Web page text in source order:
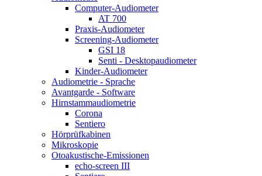
Computer-Audiometer
AT 700
Praxis-Audiometer
Screening-Audiometer
GSI 18
Senti - Desktopaudiometer
Kinder-Audiometer
Audiometrie - Sprache
Avantgarde - Software
Hirnstammaudiometrie
Corona
Sentiero
Hörprüfkabinen
Mikroskopie
Otoakustische-Emissionen
echo-screen III